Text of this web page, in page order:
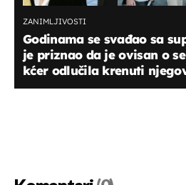
ZANIMLJIVOSTI
Godinama se svađao sa
je priznao da je ovisan o
kćer odlučila krenuti